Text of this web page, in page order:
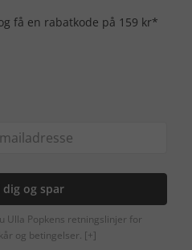
få en rabatkode på 159 kr*
og spar
Ulla Popkens retningslinjer for
og betingelser. [+]